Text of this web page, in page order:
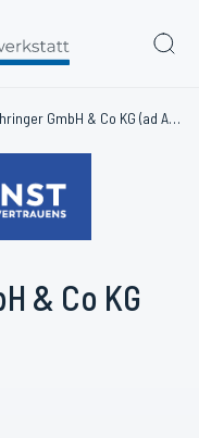
Alois Pühringer GmbH & Co KG (ad AUTO DIENST)
& Co KG